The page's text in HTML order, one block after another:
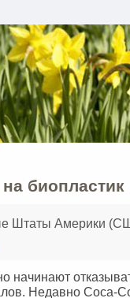
биопластик
Штаты Америки
начинают
Недавно Coca-